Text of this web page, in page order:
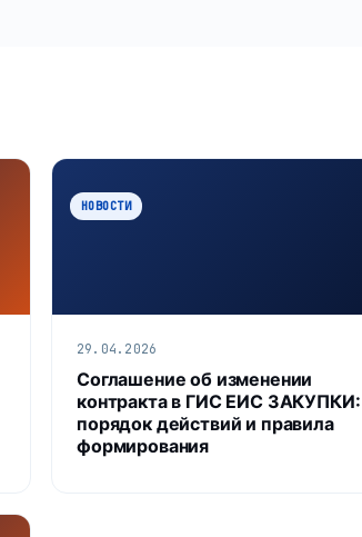
НОВОСТИ
29.04.2026
Соглашение об изменении
контракта в ГИС ЕИС ЗАКУПКИ:
порядок действий и правила
формирования